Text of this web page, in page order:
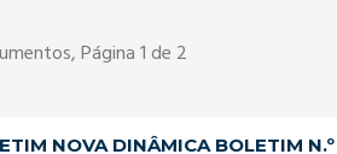
Página 1 de 2
NOVA DINÂMICA BOLETIM